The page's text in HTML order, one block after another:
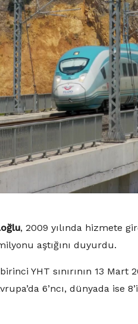
, 2009 yılında hizmete
aştığını duyurdu.
YHT sınırının 13
6’ncı, dünyada